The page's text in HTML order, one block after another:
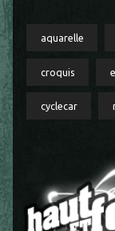
aquarelle
croquis
cyclecar